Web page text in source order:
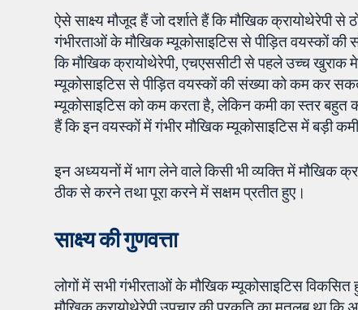
ऐसे साक्ष्य मौजूद हैं जो दर्शाते हैं कि मौखिक क्रायोथेरेपी
गंभीरताओं के मौखिक म्यूकोसाइटिस से पीड़ित वयस्कों
कि मौखिक क्रायोथेरेपी, एचएससीटी से पहले उच्च
म्यूकोसाइटिस से पीड़ित वयस्कों की संख्या को कम कर
म्यूकोसाइटिस को कम करता है, लेकिन कमी का स्तर बहुत
हैं कि इन वयस्कों में गंभीर मौखिक म्यूकोसाइटिस में बड़ी
इन अध्ययनों में भाग लेने वाले किसी भी व्यक्ति में मौखिक
ठीक से करने तथा पूरा करने में सक्षम प्रतीत हुए।
साक्ष्य की गुणवत्ता
लोगों में सभी गंभीरताओं के मौखिक म्यूकोसाइटिस विकसित